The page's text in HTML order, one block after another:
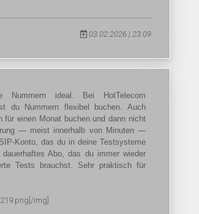
03.02.2026 | 23:09
Nummern ideal. Bei HotTelecom
du Nummern flexibel buchen. Auch
einen Monat buchen und dann nicht
— meist innerhalb von Minuten —
Konto, das du in deine Testsysteme
Abo, das du immer wieder
Tests brauchst. Sehr praktisch für
img]